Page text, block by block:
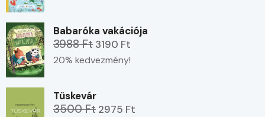
Babaróka vakációja
3988 Ft 3190 Ft
20% kedvezmény!
Tüskevár
3500 Ft 2975 Ft